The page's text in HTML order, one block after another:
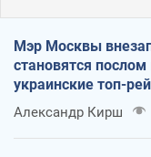
Мэр Москвы
становятся
украинские топ-
Александр Кирш